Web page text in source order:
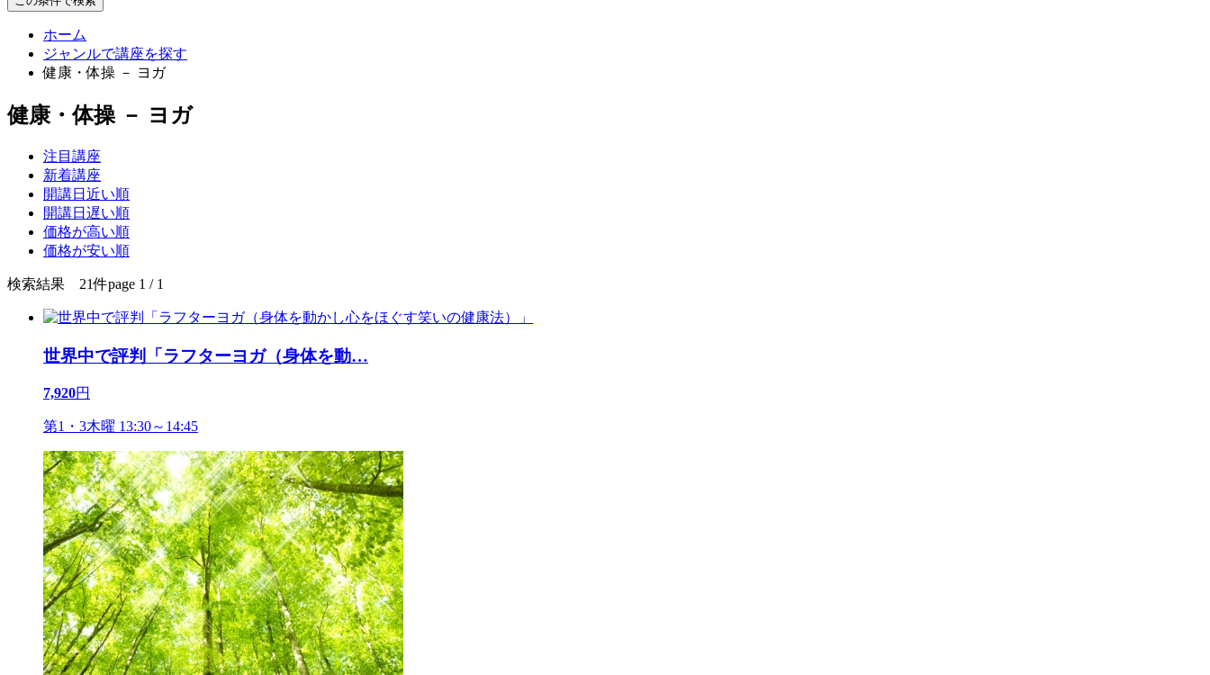
ホーム
ジャンルで講座を探す
健康・体操 － ヨガ
健康・体操 － ヨガ
注目講座
新着講座
開講日近い順
開講日遅い順
価格が高い順
価格が安い順
検索結果 21件page 1 / 1
世界中で評判「ラフターヨガ（身体を動…
7,920円
第1・3木曜 13:30～14:45